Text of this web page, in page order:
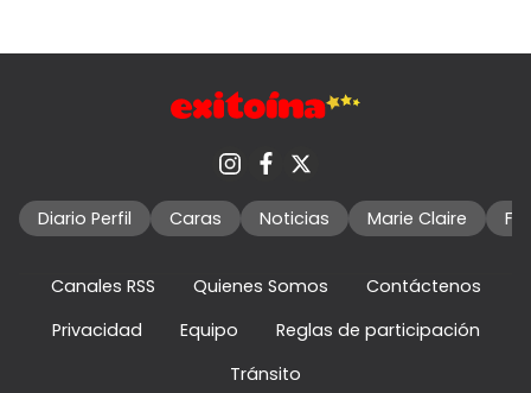
Diario Perfil Caras Noticias Marie Claire
Canales RSS Quienes Somos
Contáctenos
Privacidad
Equipo
Reglas de participación
Tránsito